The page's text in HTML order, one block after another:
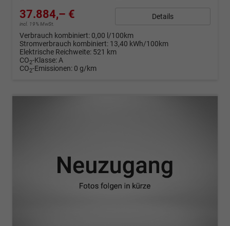
37.884,– €
incl. 19% MwSt.
Details
Verbrauch kombiniert: 0,00 l/100km
Stromverbrauch kombiniert: 13,40 kWh/100km
Elektrische Reichweite: 521 km
CO2-Klasse:A
CO2-Emissionen: 0 g/km